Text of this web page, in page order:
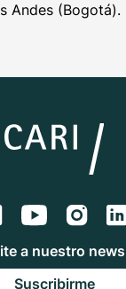
Andes (Bogotá).
a nuestro
Suscribirme